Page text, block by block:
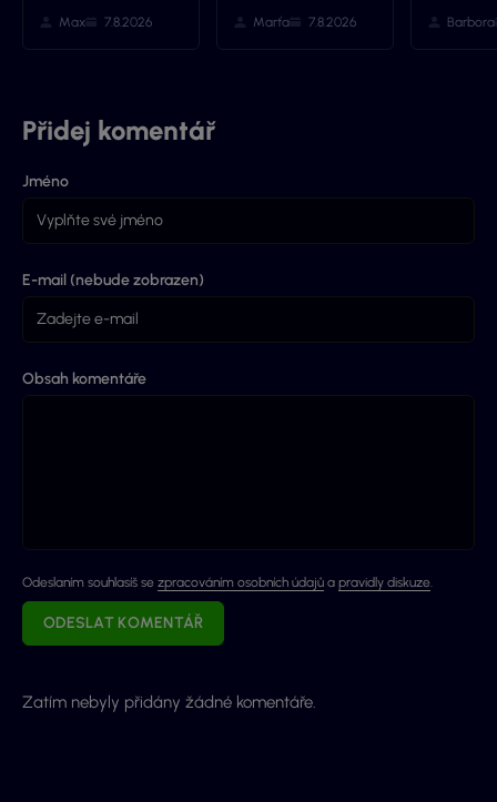
Max 7.8.2026 Marťa 7.8.2026 Barbora
Přidej komentář
Jméno
E-mail (nebude zobrazen)
Obsah komentáře
Odeslaním souhlasíš se zpracováním osobních údajů a pravidly diskuze
ODESLAT KOMENTÁŘ
Zatím nebyly přidány žádné komentáře.